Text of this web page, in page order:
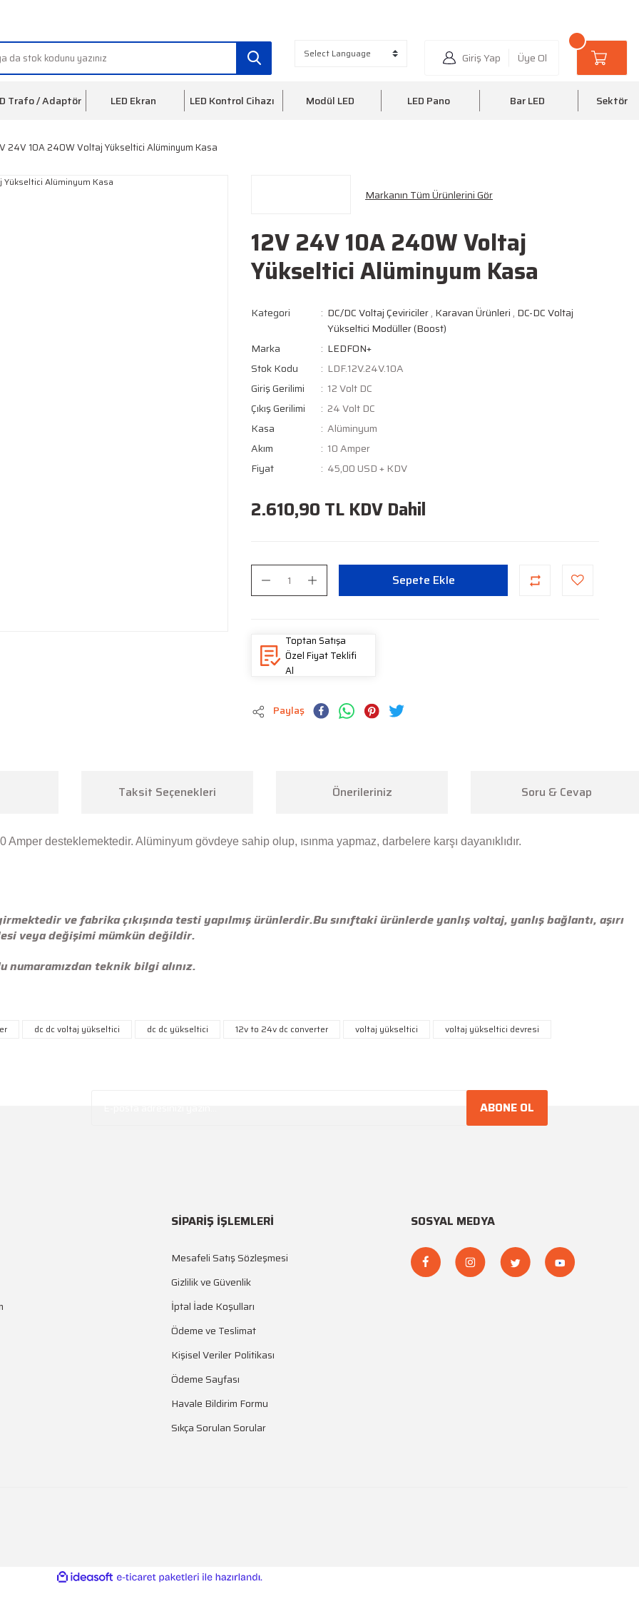
Giriş Yap Üye Ol
Trafo / Adaptör LED Ekran LED Kontrol Cihazı Modül LED LED Pano Bar LED Sektörel
24V 10A 240W Voltaj Yükseltici Alüminyum Kasa
Markanın Tüm Ürünlerini Gör
12V 24V 10A 240W Voltaj
Yükseltici Alüminyum Kasa
Kategori DC/DC Voltaj Çeviriciler , Karavan Ürünleri , DC-DC Voltaj
Yükseltici Modüller (Boost)
Marka
LEDFON+
Stok Kodu
LDF.12V.24V.10A
Giriş Gerilimi
12 Volt DC
Çıkış Gerilimi
24 Volt DC
Kasa
Alüminyum
Akım
10 Amper
Fiyat
45,00 USD + KDV
2.610,90 TL KDV Dahil
Sepete Ekle
Toptan Satışa
Özel Fiyat Teklifi
Al
Paylaş
Taksit Seçenekleri Önerileriniz Soru & Cevap
desteklemektedir. Alüminyum gövdeye sahip olup, ısınma yapmaz, darbelere karşı dayanıklıdır.
ve fabrika çıkışında testi yapılmış ürünlerdir.Bu sınıftaki ürünlerde yanlış voltaj, yanlış bağlantı, aşırı
veya değişimi mümkün değildir.
numaramızdan teknik bilgi alınız.
gördüğünüz noktaları öneri formunu kullanarak tarafımıza iletebilirsiniz.
Gönder
dc dc voltaj yükseltici dc dc yükseltici 12v to 24v dc converter voltaj yükseltici
voltaj yükseltici devresi
ABONE OL
SİPARİŞ İŞLEMLERİ
Mesafeli Satış Sözleşmesi
Gizlilik ve Güvenlik
İptal İade Koşulları
Ödeme ve Teslimat
Kişisel Veriler Politikası
Ödeme Sayfası
Havale Bildirim Formu
Sıkça Sorulan Sorular
SOSYAL MEDYA
ideasoft
e-